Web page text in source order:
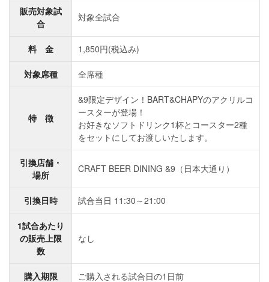
販売対象試
合
対象全試合
料 金 1,850円(税込み)
対象席種 全席種
特 徴
&9限定デザイン！BART&CHAPYのアクリルコ
ースターが登場！
お好きなソフトドリンク1杯とコースター2種
をセットにしてお渡しいたします。
引換店舗・
場所
CRAFT BEER DINING &9（日本大通り）
引換日時 試合当日 11:30～21:00
1試合あたり
の販売上限
数
なし
購入期限 ご購入される試合日の1日前